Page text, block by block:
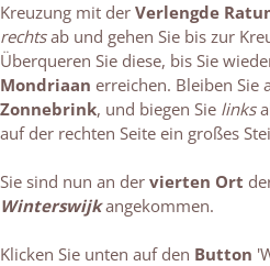
Kreuzung mit der Verlengde
rechtsab und gehen Sie bis zur
Überqueren Sie diese, bis Sie
Mondriaan erreichen. Bleiben Sie
Zonnebrink, und biegen Sie links
auf der rechten Seite ein großes
Sie sind nun an der vierten Ort
Winterswijkangekommen.
Klicken Sie unten auf den Button